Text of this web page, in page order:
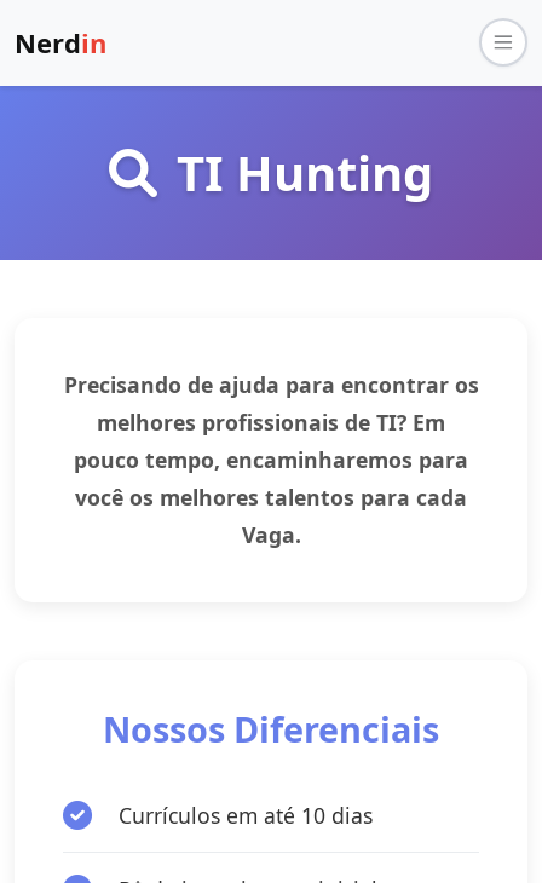
Nerdin
TI Hunting
Precisando de ajuda para encontrar os
melhores profissionais de TI? Em
pouco tempo, encaminharemos para
você os melhores talentos para cada
Vaga.
Nossos Diferenciais
Currículos em até 10 dias